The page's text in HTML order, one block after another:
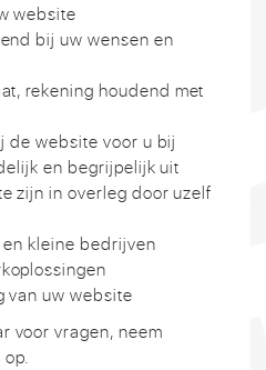
website
bij uw wensen en
rekening houdend met
de website voor u bij
en begrijpelijk uit
zijn in overleg door uzelf
kleine bedrijven
van uw website
voor vragen, neem